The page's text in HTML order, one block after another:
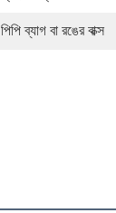
পিপি ব্যাগ বা রঙের বাক্স